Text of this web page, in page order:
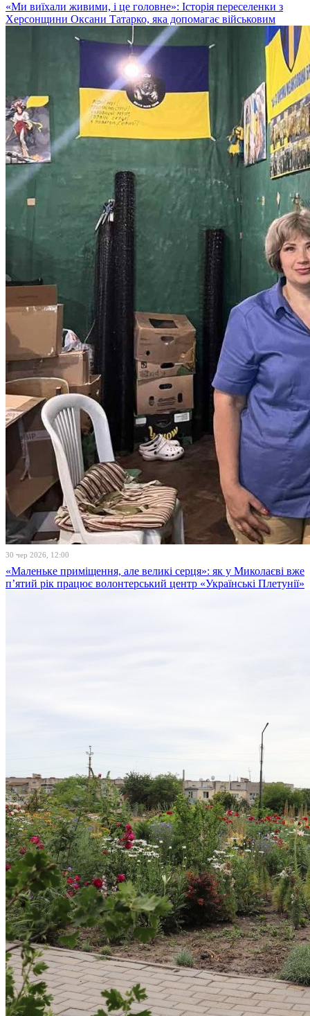
«Ми виїхали живими, і це головне»: Історія переселенки з
Херсонщини Оксани Татарко, яка допомагає військовим
30 чер 2026, 12:00
«Маленьке приміщення, але великі серця»: як у Миколаєві вже
п’ятий рік працює волонтерський центр «Українські Плетунії»